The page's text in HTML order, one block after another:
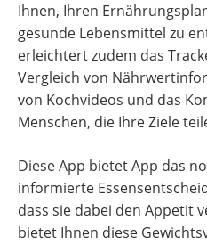
Ihnen, Ihren
gesunde Lebensmittel zu
erleichtert zudem das
Vergleich von
von Kochvideos und das
Menschen, die Ihre Ziele
Diese App bietet App das
informierte
dass sie dabei den Appetit
bietet Ihnen diese